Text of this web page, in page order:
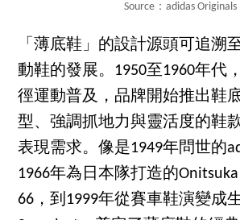
Source：adidas Originals
「薄底鞋」的設計源頭可追溯
動鞋的發展。1950至1960年代
徑運動普及，品牌開始推出鞋
型、強調抓地力與靈活度的鞋
表現需求。像是1949年問世的
1966年為日本隊打造的
66，到1999年從賽車鞋演變成